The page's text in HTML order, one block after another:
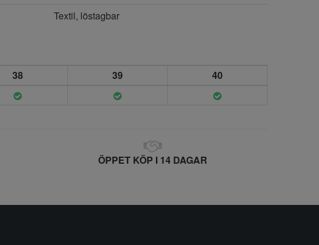
Textil, löstagbar
38 39
40
ÖPPET KÖP I 14 DAGAR